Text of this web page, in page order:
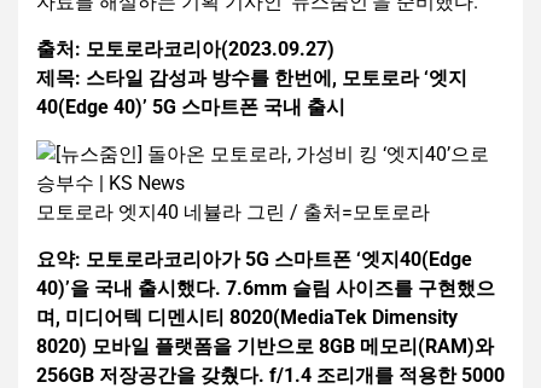
출처: 모토로라코리아(2023.09.27)
제목: 스타일 감성과 방수를 한번에, 모토로라 ‘엣지
40(Edge 40)’ 5G 스마트폰 국내 출시
모토로라 엣지40 네뷸라 그린 / 출처=모토로라
요약: 모토로라코리아가 5G 스마트폰 ‘엣지40(Edge
40)’을 국내 출시했다. 7.6mm 슬림 사이즈를 구현했으
며, 미디어텍 디멘시티 8020(MediaTek Dimensity
8020) 모바일 플랫폼을 기반으로 8GB 메모리(RAM)와
256GB 저장공간을 갖췄다. f/1.4 조리개를 적용한 5000